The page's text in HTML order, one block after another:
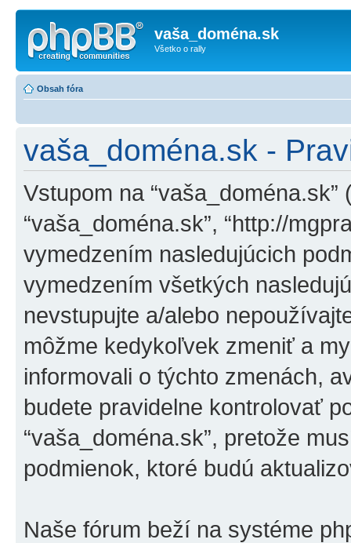
vaša_doména.sk
Všetko o rally
Obsah fóra
vaša_doména.sk -
Vstupom na “vaša_doména.sk”
“vaša_doména.sk”, “http://
vymedzením nasledujúcich
vymedzením všetkých
nevstupujte a/alebo
môžme kedykoľvek zmeniť a
informovali o týchto zmenách,
budete pravidelne kontrolovať
“vaša_doména.sk”, pretože
podmienok, ktoré budú
Naše fórum beží na systéme